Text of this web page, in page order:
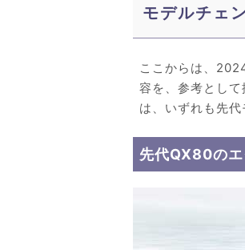
モデルチェ
ここからは、
容を、参考とし
は、いずれも先代
先代QX80の